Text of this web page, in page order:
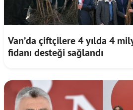
Van’da çiftçilere 4 yılda 4
fidanı desteği sağlandı